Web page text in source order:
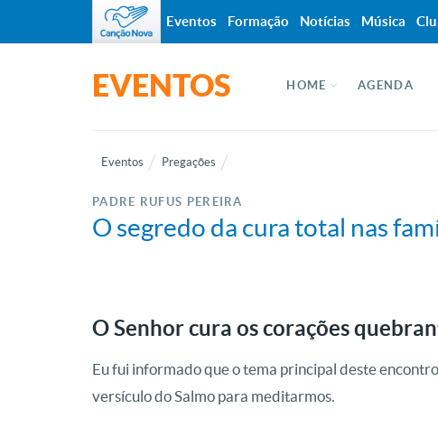
EVENTOS HOME AGENDA
Eventos Pregações
PADRE RUFUS PEREIRA
O segredo da cura total nas
O Senhor cura os corações
Eu fui informado que o tema principal deste
versículo do Salmo para meditarmos.
Eventos Formação Notícias Música